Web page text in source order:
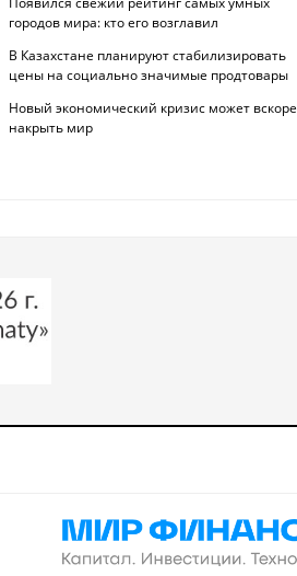
городов мира: кто его возглавил
В Казахстане планируют стабилизировать
цены на социально значимые продтовары
Новый экономический кризис может вскоре
накрыть мир